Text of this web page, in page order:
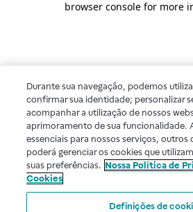
browser console for more
Durante sua navegação, podemos
confirmar sua identidade; personalizar
acompanhar a utilização de nossos
aprimoramento de sua funcionalidade.
essenciais para nossos serviços, outros
poderá gerenciar os cookies que
suas preferências. Nossa Política de
Cookies
Definições de